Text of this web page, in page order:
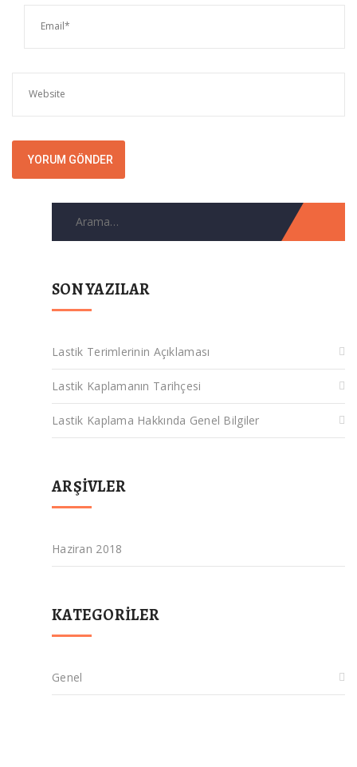
SON YAZILAR
Lastik Terimlerinin Açıklaması
Lastik Kaplamanın Tarihçesi
Lastik Kaplama Hakkında Genel Bilgiler
ARŞIVLER
Haziran 2018
KATEGORILER
Genel